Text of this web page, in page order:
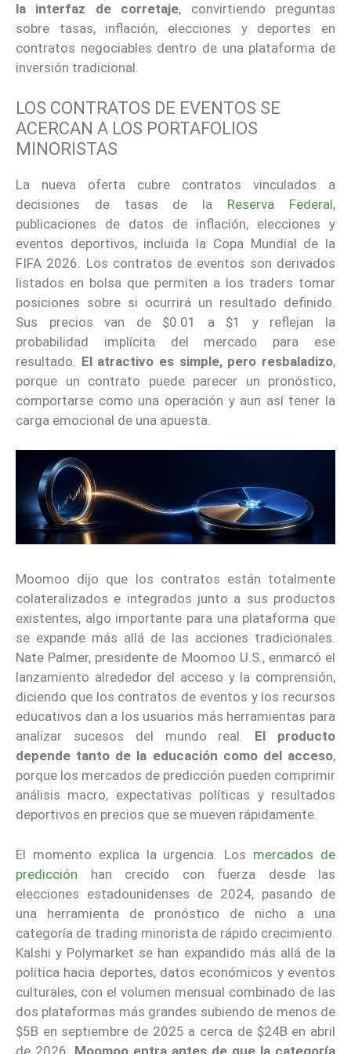
la interfaz de corretaje, convirtiendo preguntas
sobre tasas, inflación, elecciones y deportes en
contratos negociables dentro de una plataforma de
inversión tradicional.
LOS CONTRATOS DE EVENTOS SE
ACERCAN A LOS PORTAFOLIOS
MINORISTAS
La nueva oferta cubre contratos vinculados a
decisiones de tasas de la Reserva Federal,
publicaciones de datos de inflación, elecciones y
eventos deportivos, incluida la Copa Mundial de la
FIFA 2026. Los contratos de eventos son derivados
listados en bolsa que permiten a los traders tomar
posiciones sobre si ocurrirá un resultado definido.
Sus precios van de $0.01 a $1 y reflejan la
probabilidad implícita del mercado para ese
resultado. El atractivo es simple, pero resbaladizo,
porque un contrato puede parecer un pronóstico,
comportarse como una operación y aun así tener la
carga emocional de una apuesta.
Moomoo dijo que los contratos están totalmente
colateralizados e integrados junto a sus productos
existentes, algo importante para una plataforma que
se expande más allá de las acciones tradicionales.
Nate Palmer, presidente de Moomoo U.S., enmarcó el
lanzamiento alrededor del acceso y la comprensión,
diciendo que los contratos de eventos y los recursos
educativos dan a los usuarios más herramientas para
analizar sucesos del mundo real. El producto
depende tanto de la educación como del acceso,
porque los mercados de predicción pueden comprimir
análisis macro, expectativas políticas y resultados
deportivos en precios que se mueven rápidamente.
El momento explica la urgencia. Los mercados de
predicción han crecido con fuerza desde las
elecciones estadounidenses de 2024, pasando de
una herramienta de pronóstico de nicho a una
categoría de trading minorista de rápido crecimiento.
Kalshi y Polymarket se han expandido más allá de la
política hacia deportes, datos económicos y eventos
culturales, con el volumen mensual combinado de las
dos plataformas más grandes subiendo de menos de
$5B en septiembre de 2025 a cerca de $24B en abril
de 2026. Moomoo entra antes de que la categoría